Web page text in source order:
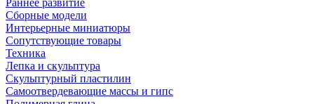
Раннее развитие
Сборные модели
Интерьерные миниатюры
Сопутствующие товары
Техника
Лепка и скульптура
Скульптурный пластилин
Самоотвердевающие массы и гипс